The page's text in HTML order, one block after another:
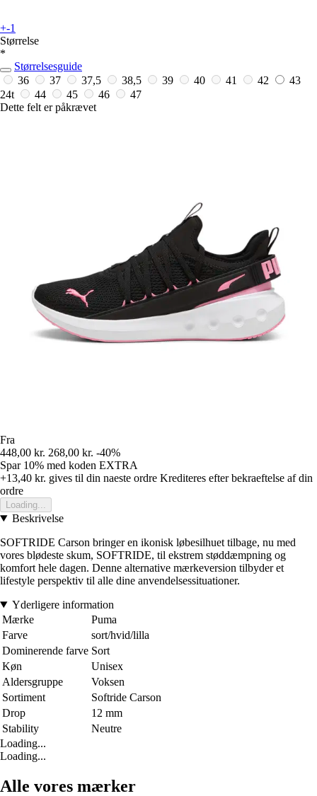
+-1
Størrelse
*
Størrelsesguide
36
37 37,5 38,5 39 40 41 42
43
24t
44 45 46
47
Dette felt er påkrævet
Fra
448,00 kr. 268,00 kr. -40%
Spar 10% med koden EXTRA
+13,40 kr. gives til din naeste ordre Krediteres efter bekraeftelse af din
ordre
Loading...
Beskrivelse
SOFTRIDE Carson bringer en ikonisk løbesilhuet tilbage, nu med
vores blødeste skum, SOFTRIDE, til ekstrem støddæmpning og
komfort hele dagen. Denne alternative mærkeversion tilbyder et
lifestyle perspektiv til alle dine anvendelsessituationer.
Yderligere information
Mærke
Puma
Farve
sort/hvid/lilla
Dominerende farve Sort
Køn
Unisex
Aldersgruppe
Voksen
Sortiment
Softride Carson
Drop
12 mm
Stability
Neutre
Loading...
Loading...
Alle vores mærker